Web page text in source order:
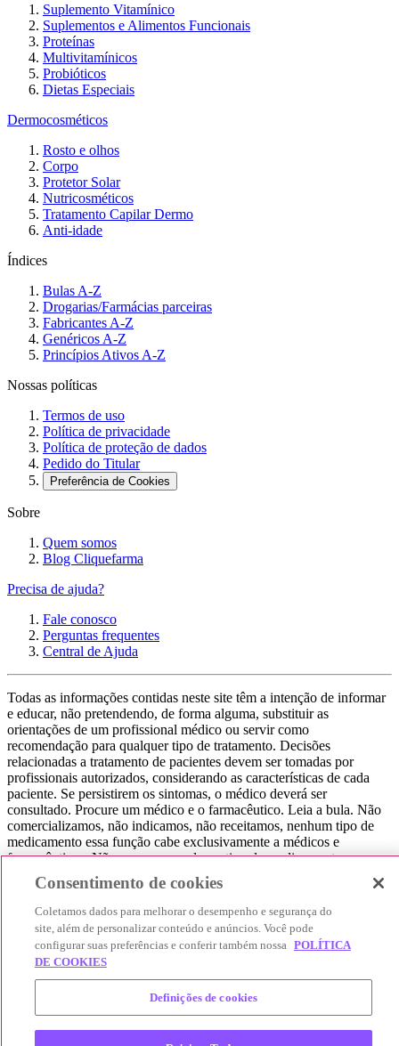
Suplemento Vitamínico
Suplementos e Alimentos Funcionais
Proteínas
Multivitamínicos
Probióticos
Dietas Especiais
Dermocosméticos
Rosto e olhos
Corpo
Protetor Solar
Nutricosméticos
Tratamento Capilar Dermo
Anti-idade
Índices
Bulas A-Z
Drogarias/Farmácias parceiras
Fabricantes A-Z
Genéricos A-Z
Princípios Ativos A-Z
Nossas políticas
Termos de uso
Política de privacidade
Política de proteção de dados
Pedido do Titular
Preferência de Cookies
Sobre
Quem somos
Blog Cliquefarma
Precisa de ajuda?
Fale conosco
Perguntas frequentes
Central de Ajuda
Todas as informações contidas neste site têm a intenção de informar
e educar, não pretendendo, de forma alguma, substituir as
orientações de um profissional médico ou servir como
recomendação para qualquer tipo de tratamento. Decisões
relacionadas a tratamento de pacientes devem ser tomadas por
profissionais autorizados, considerando as características de cada
paciente. Se persistirem os sintomas, o médico deverá ser
consultado. Procure um médico e o farmacêutico. Leia a bula. Não
comercializamos, não indicamos, não receitamos, nenhum tipo de
medicamento essa função cabe exclusivamente a médicos e
farmacêuticos. Não consuma qualquer tipo de medicamento sem
consultar seu médico. Não somos uma loja ou marketplace, ou seja,
não realizamos a venda de medicamentos, apenas contribuímos para
que você encontre o preço mais barato, comparando os preços de
produtos farmacêuticos. Contribuímos e damos auxílio para que sua
experiência seja bem-sucedida, mas a finalização da compra
acontece nos sites das nossas lojas parceiras.
© 2025 Afya Participações S.A. - todos os direitos reservados.
Alameda Lorena, 269 - Jardim Paulista - São Paulo / SP - CEP.:
01424-001 - CNPJ 23.399.329/0002-53.
Consentimento de cookies
Coletamos dados para melhorar o desempenho e segurança do
site, além de personalizar conteúdo e anúncios. Você pode
configurar suas preferências e conferir também nossa POLÍTICA
DE COOKIES
Definições de cookies